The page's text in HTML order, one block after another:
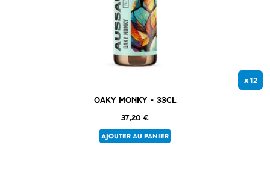
x12
Oaky Monky – 33cl
37,20 €
AJOUTER AU PANIER